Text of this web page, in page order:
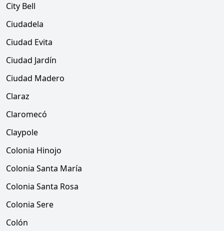
City Bell
Ciudadela
Ciudad Evita
Ciudad Jardín
Ciudad Madero
Claraz
Claromecó
Claypole
Colonia Hinojo
Colonia Santa María
Colonia Santa Rosa
Colonia Sere
Colón